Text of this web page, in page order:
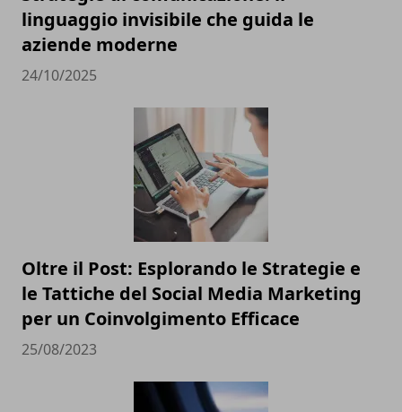
linguaggio invisibile che guida le
aziende moderne
24/10/2025
Oltre il Post: Esplorando le Strategie e
le Tattiche del Social Media Marketing
per un Coinvolgimento Efficace
25/08/2023